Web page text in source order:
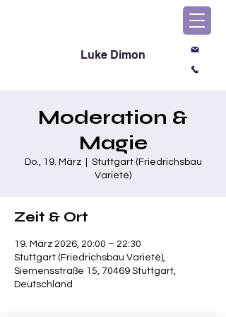
Luke Dimon
Moderation &
Magie
Do., 19. März
  |
Stuttgart (Friedrichsbau
Varieté)
Zeit & Ort
19. März 2026, 20:00 – 22:30
Stuttgart (Friedrichsbau Varieté),
Siemensstraße 15, 70469 Stuttgart,
Deutschland